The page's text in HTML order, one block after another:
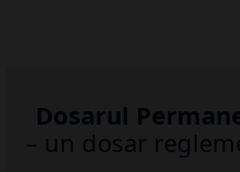
Dosarul
– un dosar